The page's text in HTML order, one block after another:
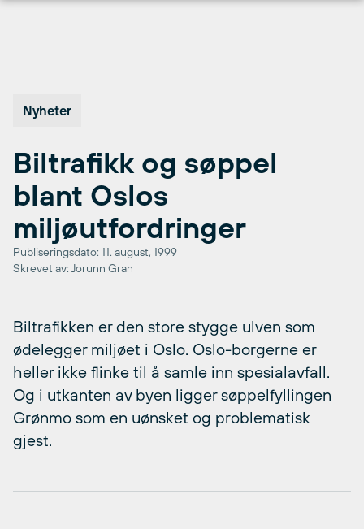
Nyheter
Biltrafikk og søppel
blant Oslos
miljøutfordringer
Publiseringsdato: 11. august, 1999
Skrevet av: Jorunn Gran
Biltrafikken er den store stygge ulven som
ødelegger miljøet i Oslo. Oslo-borgerne er
heller ikke flinke til å samle inn spesialavfall.
Og i utkanten av byen ligger søppelfyllingen
Grønmo som en uønsket og problematisk
gjest.